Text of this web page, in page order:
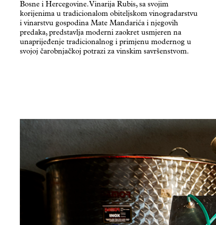
Bosne i Hercegovine. Vinarija Rubis, sa svojim
korijenima u tradicionalom obiteljskom vinogradarstvu
i vinarstvu gospodina Mate Mandarića i njegovih
predaka, predstavlja moderni zaokret usmjeren na
unaprijeđenje tradicionalnog i primjenu modernog u
svojoj čarobnjačkoj potrazi za vinskim savršenstvom.